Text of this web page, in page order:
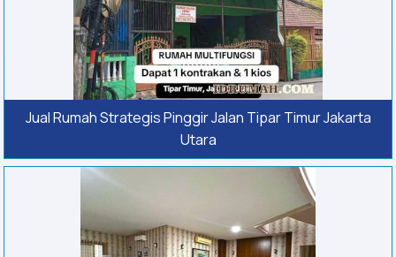
Jual Rumah Strategis Pinggir Jalan Tipar Timur Jakarta
Utara